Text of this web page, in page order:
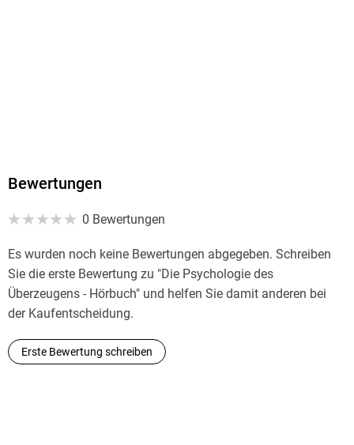
Bewertungen
0 Bewertungen
Es wurden noch keine Bewertungen abgegeben. Schreiben
Sie die erste Bewertung zu "Die Psychologie des
Überzeugens - Hörbuch" und helfen Sie damit anderen bei
der Kaufentscheidung.
Erste Bewertung schreiben